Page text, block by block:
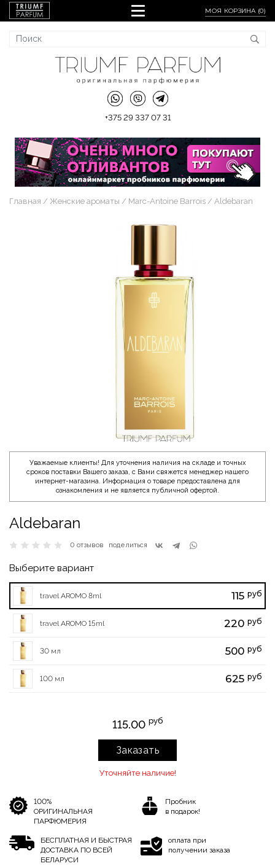
МОЯ КОРЗИНА (0)
+375 29 337 07 31
Главная Женские ароматы Marc-Antoine Barrois Aldebaran
Уважаемые клиенты! Для уточнения наличия на складе и точных
сроков поставки Вашего заказа, с Вами свяжется менеджер нашего
интернет-магазина. Информация о товаре предоставлена для
ознакомления и не является публичной офертой.
Aldebaran
0 отзывов поделиться
Выберите вариант
travel AROMO 8ml 115 руб
travel AROMO 15ml 220 руб
30 мл 500 руб
100 мл 625 руб
115.00 руб
Заказать
Уточняйте наличие!
100%
ОРИГИНАЛЬНАЯ
ПАРФЮМЕРИЯ
Пробник
в подарок!
БЕСПЛАТНАЯ И БЫСТРАЯ
ДОСТАВКА ПО ВСЕЙ
БЕЛАРУСИ
оплата при
получении заказа